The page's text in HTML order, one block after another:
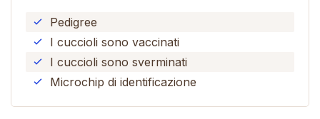
Pedigree
I cuccioli sono vaccinati
I cuccioli sono sverminati
Microchip di identificazione